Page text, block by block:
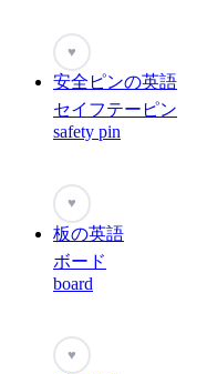
♥
安全ピンの英語
セイフテーピン
safety pin
♥
板の英語
ボード
board
♥